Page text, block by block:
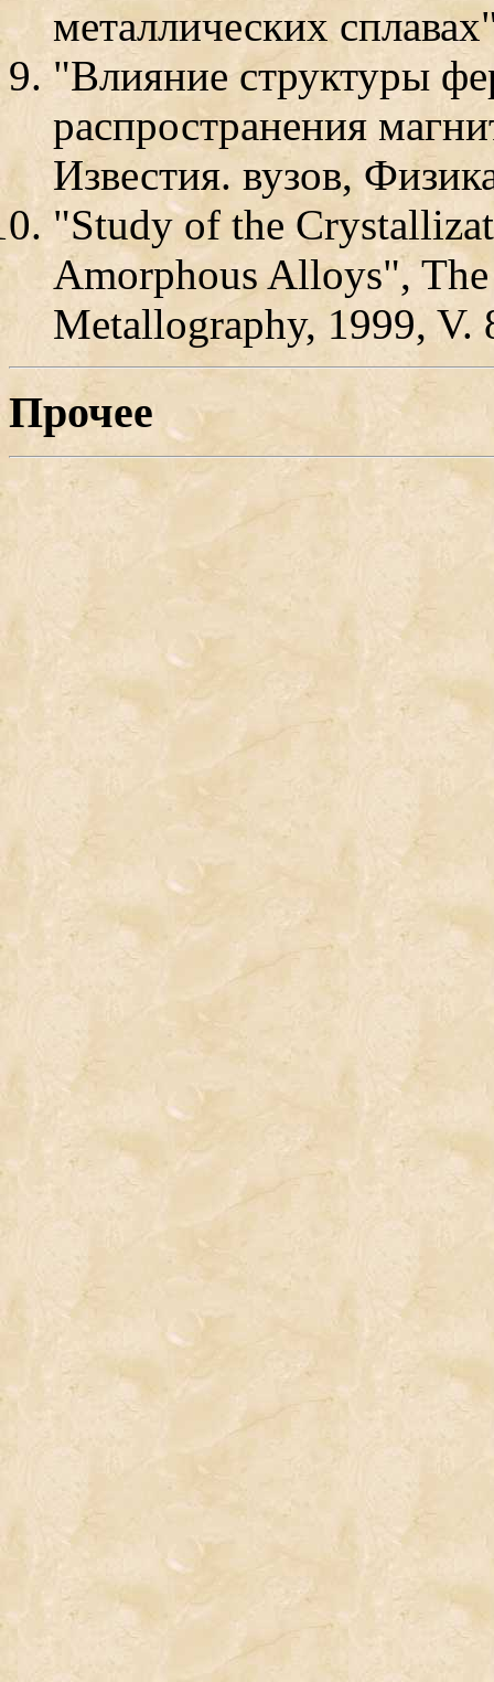
металлических
"Влияние структуры
распространения
Известия. вузов,
"Study of the
Amorphous Alloys",
Metallography, 1999, V.
Прочее